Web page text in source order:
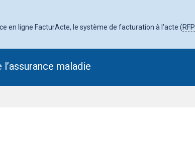
en ligne FacturActe, le système de facturation à l'acte (RFP
l’assurance maladie